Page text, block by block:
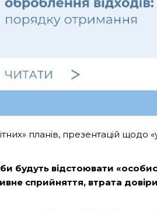
планів, презентацій
будуть відстоювати
сприйняття, втрата